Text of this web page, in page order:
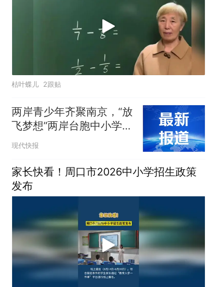
枯叶蝶儿 2跟贴
两岸青少年齐聚南京，“放
飞梦想”两岸台胞中小学生
夏令营火热开营
现代快报
家长快看！周口市2026中小学招生政策
发布